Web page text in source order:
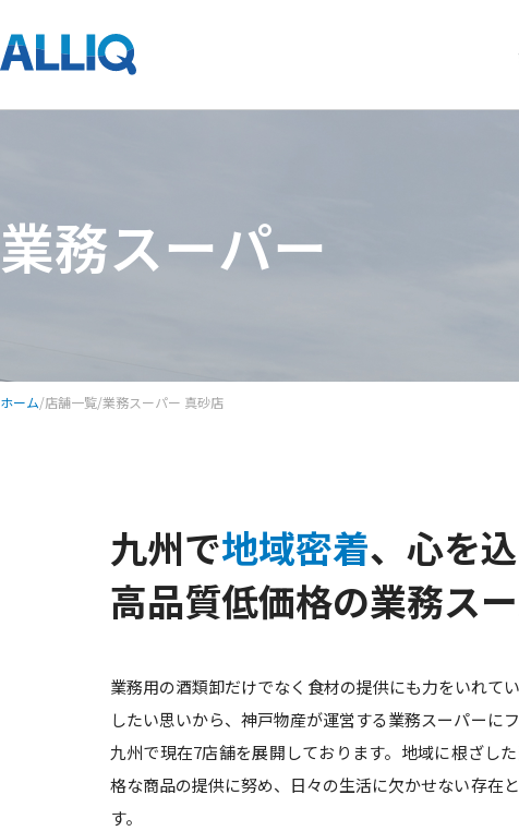
業務スーパー
ホーム/店舗一覧/業務スーパー 真砂店
九州で地域密着、心を込
高品質低価格の業務スー
業務用の酒類卸だけでなく食材の提供にも力をいれて
したい思いから、神戸物産が運営する業務スーパーに
九州で現在7店舗を展開しております。地域に根ざし
格な商品の提供に努め、日々の生活に欠かせない存在
す。